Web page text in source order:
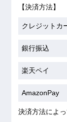
【決済方法】
クレジットカ
銀行振込
楽天ペイ
AmazonPay
決済方法によ